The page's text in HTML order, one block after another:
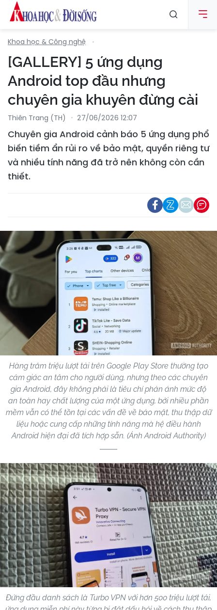
Khoa học & Công nghệ
[GALLERY] 5 ứng dụng
Android top đầu nhưng
chuyên gia khuyên đừng cài
Thiên Trang (TH) 27/06/2026 12:07
Chuyên gia Android cảnh báo 5 ứng dụng phổ
biến tiềm ẩn rủi ro về bảo mật, quyền riêng tư
và nhiều tính năng đã trở nên không còn cần
thiết.
Hàng trăm triệu lượt tải trên Google Play Store thường tạo
cảm giác an tâm cho người dùng, nhưng theo các chuyên
gia Android, đây không phải là tiêu chí phản ánh mức độ
an toàn hay chất lượng của một ứng dụng, bởi nhiều phần
mềm vẫn có thể tồn tại các vấn đề về bảo mật, thu thập dữ
liệu hoặc cung cấp những tính năng mà hệ điều hành
Android hiện đại đã tích hợp sẵn. (Ảnh Android Authority)
Đứng đầu danh sách là Turbo VPN với hơn 500 triệu lượt tải,